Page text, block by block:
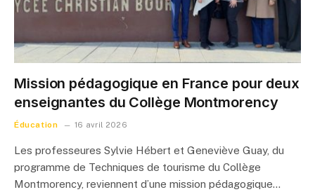
Mission pédagogique en France pour deux
enseignantes du Collège Montmorency
Éducation 16 avril 2026
Les professeures Sylvie Hébert et Geneviève Guay, du
programme de Techniques de tourisme du Collège
Montmorency, reviennent d’une mission pédagogique…